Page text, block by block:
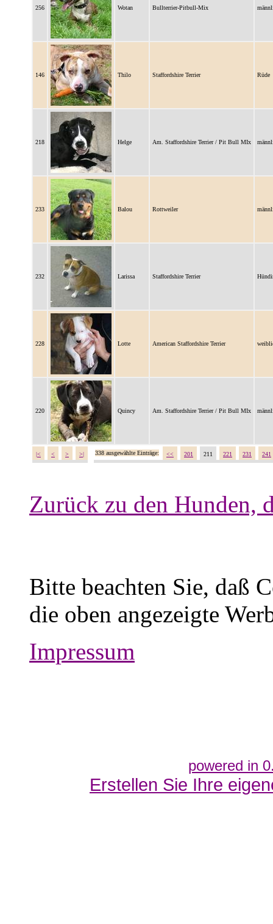
256 Wotan Bullterrier-Pitbull-Mix
146 Thilo Staffordshire Terrier Rüde
218 Helge Am. Staffordshire Terrier / Pit Bull MIx
233 Balou Rottweiler
232 Larissa Staffordshire Terrier
228 Lotte American Staffordshire Terrier
220 Quincy Am. Staffordshire Terrier / Pit Bull MIx
|< < > >| 338 ausgewählte Einträge: << 201 211 221 231 241
Zurück zu den Hunden,
Bitte beachten Sie, daß
die oben angezeigte
Impressum
powered in
Erstellen Sie Ihre